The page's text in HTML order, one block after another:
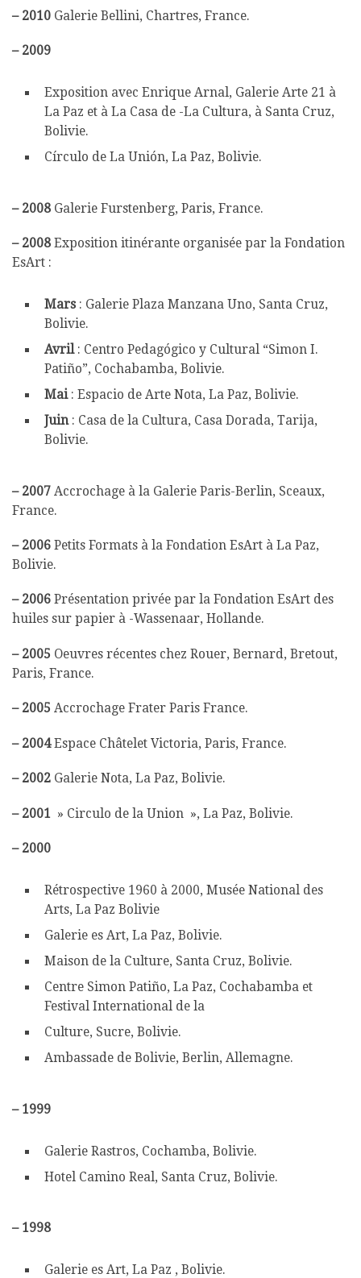
– 2010 Galerie Bellini, Chartres, France.
– 2009
Exposition avec Enrique Arnal, Galerie Arte 21 à
La Paz et à La Casa de -La Cultura, à Santa Cruz,
Bolivie.
Círculo de La Unión, La Paz, Bolivie.
– 2008 Galerie Furstenberg, Paris, France.
– 2008 Exposition itinérante organisée par la Fondation
EsArt :
Mars : Galerie Plaza Manzana Uno, Santa Cruz,
Bolivie.
Avril : Centro Pedagógico y Cultural “Simon I.
Patiño”, Cochabamba, Bolivie.
Mai : Espacio de Arte Nota, La Paz, Bolivie.
Juin : Casa de la Cultura, Casa Dorada, Tarija,
Bolivie.
– 2007 Accrochage à la Galerie Paris-Berlin, Sceaux,
France.
– 2006 Petits Formats à la Fondation EsArt à La Paz,
Bolivie.
– 2006 Présentation privée par la Fondation EsArt des
huiles sur papier à -Wassenaar, Hollande.
– 2005 Oeuvres récentes chez Rouer, Bernard, Bretout,
Paris, France.
– 2005 Accrochage Frater Paris France.
– 2004Espace Châtelet Victoria, Paris, France.
– 2002 Galerie Nota, La Paz, Bolivie.
– 2001 » Circulo de la Union », La Paz, Bolivie.
– 2000
Rétrospective 1960 à 2000, Musée National des
Arts, La Paz Bolivie
Galerie es Art, La Paz, Bolivie.
Maison de la Culture, Santa Cruz, Bolivie.
Centre Simon Patiño, La Paz, Cochabamba et
Festival International de la
Culture, Sucre, Bolivie.
Ambassade de Bolivie, Berlin, Allemagne.
– 1999
Galerie Rastros, Cochamba, Bolivie.
Hotel Camino Real, Santa Cruz, Bolivie.
– 1998
Galerie es Art, La Paz , Bolivie.